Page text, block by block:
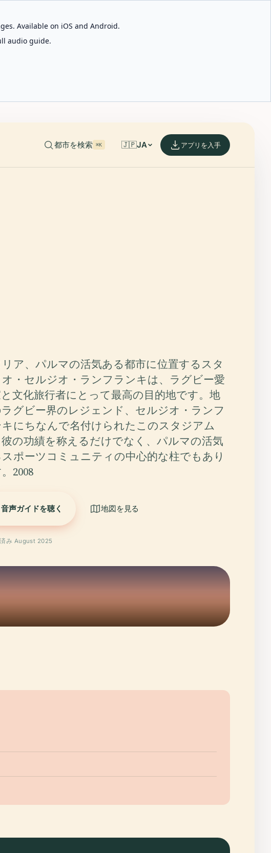
Available on iOS and Android.
audio guide.
都市を検索 ⌘K 🇯🇵JA アプリを入手
ア、パルマの活気ある都市に位置するスタ
・セルジオ・ランフランキは、ラグビー愛
文化旅行者にとって最高の目的地です。地
グビー界のレジェンド、セルジオ・ランフ
にちなんで名付けられたこのスタジアム
の功績を称えるだけでなく、パルマの活気
ポーツコミュニティの中心的な柱でもあり
2008
音声ガイドを聴く 地図を見る
み August 2025